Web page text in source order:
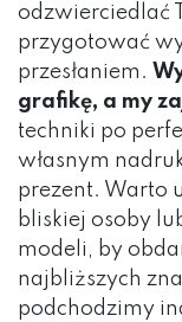
odzwierciedlać
przygotować
przesłaniem.
grafikę, a my
techniki po
własnym
prezent. Warto
bliskiej osoby
modeli, by
najbliższych
podchodzimy